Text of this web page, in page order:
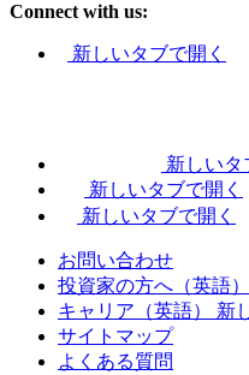
Connect with us:
新しいタブで開く
新しいタ
新しいタブで開く
新しいタブで開く
お問い合わせ
投資家の方へ（英語）
キャリア（英語）
新
サイトマップ
よくある質問